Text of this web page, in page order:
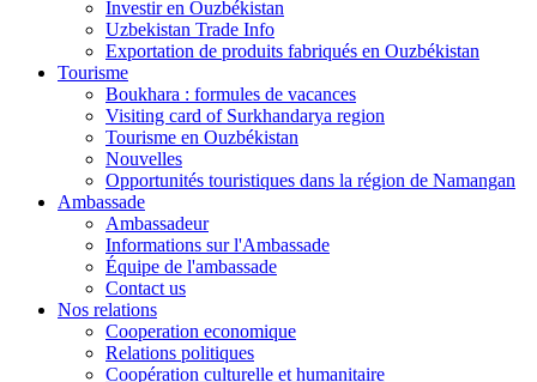
Investir en Ouzbékistan
Uzbekistan Trade Info
Exportation de produits fabriqués en Ouzbékistan
Tourisme
Boukhara : formules de vacances
Visiting card of Surkhandarya region
Tourisme en Ouzbékistan
Nouvelles
Opportunités touristiques dans la région de Namangan
Ambassade
Ambassadeur
Informations sur l'Ambassade
Équipe de l'ambassade
Contact us
Nos relations
Cooperation economique
Relations politiques
Coopération culturelle et humanitaire